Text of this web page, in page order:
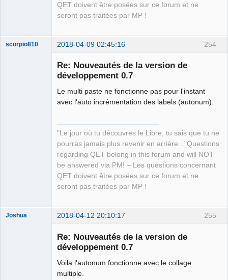
QET doivent être posées sur ce forum et ne
seront pas traitées par MP !
254
scorpio810 2018-04-09 02:45:16
Re: Nouveautés de la version de
développement 0.7
Le multi paste ne fonctionne pas pour l'instant
avec l'auto incrémentation des labels (autonum).
"Le jour où tu découvres le Libre, tu sais que tu ne
pourras jamais plus revenir en arrière..."Questions
regarding QET belong in this forum and will NOT
be answered via PM! – Les questions concernant
QET doivent être posées sur ce forum et ne
seront pas traitées par MP !
255
Joshua 2018-04-12 20:10:17
Re: Nouveautés de la version de
développement 0.7
Voila l'autonum fonctionne avec le collage
multiple.